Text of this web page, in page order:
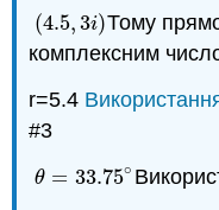
(4.5, 3i)
(4.5, 3i) Тому
комплексним
r=5.4
#3
θ = 33.75∘
θ =33.75∘